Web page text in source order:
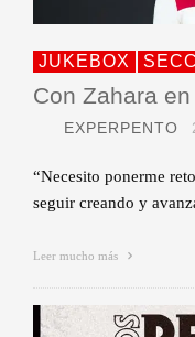
JUKEBOX
Con Zahara
EXPERPENTO
“Necesito ponerme
seguir creando y
Leer mucho más